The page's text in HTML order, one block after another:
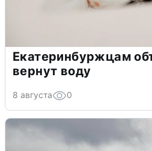
Екатеринбуржцам
вернут воду
8 августа 0